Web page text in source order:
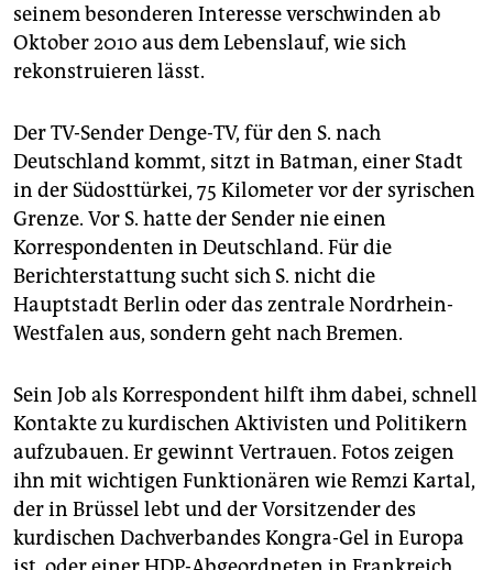
seinem besonderen Interesse verschwinden ab
Oktober 2010 aus dem Lebenslauf, wie sich
rekonstruieren lässt.
Der TV-Sender Denge-TV, für den S. nach
Deutschland kommt, sitzt in Batman, einer Stadt
in der Südosttürkei, 75 Kilometer vor der syrischen
Grenze. Vor S. hatte der Sender nie einen
Korrespondenten in Deutschland. Für die
Berichterstattung sucht sich S. nicht die
Hauptstadt Berlin oder das zentrale Nordrhein-
Westfalen aus, sondern geht nach Bremen.
Sein Job als Korrespondent hilft ihm dabei, schnell
Kontakte zu kurdischen Aktivisten und Politikern
aufzubauen. Er gewinnt Vertrauen. Fotos zeigen
ihn mit wichtigen Funk­tio­nären wie Remzi Kartal,
der in Brüssel lebt und der Vorsitzender des
kurdischen Dachverbandes Kongra-Gel in Europa